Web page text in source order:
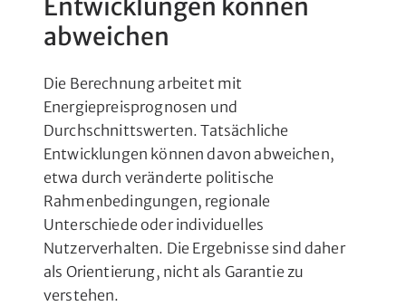
Entwicklungen können
abweichen
Die Berechnung arbeitet mit
Energiepreisprognosen und
Durchschnittswerten. Tatsächliche
Entwicklungen können davon abweichen,
etwa durch veränderte politische
Rahmenbedingungen, regionale
Unterschiede oder individuelles
Nutzerverhalten. Die Ergebnisse sind daher
als Orientierung, nicht als Garantie zu
verstehen.